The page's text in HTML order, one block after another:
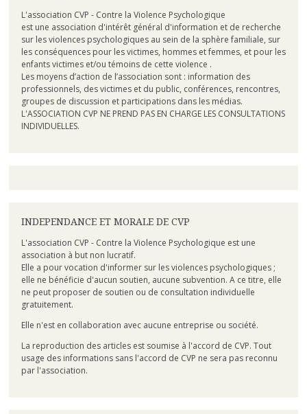
L'association CVP - Contre la Violence Psychologique
est une association d'intérêt général d'information et de recherche
sur les violences psychologiques au sein de la sphère familiale, sur
les conséquences pour les victimes, hommes et femmes, et pour les
enfants victimes et/ou témoins de cette violence .
Les moyens d’action de l’association sont : information des
professionnels, des victimes et du public, conférences, rencontres,
groupes de discussion et participations dans les médias.
L'ASSOCIATION CVP NE PREND PAS EN CHARGE LES CONSULTATIONS
INDIVIDUELLES.
INDEPENDANCE ET MORALE DE CVP
L'association CVP - Contre la Violence Psychologique est une
association à but non lucratif.
Elle a pour vocation d'informer sur les violences psychologiques ;
elle ne bénéficie d'aucun soutien, aucune subvention. A ce titre, elle
ne peut proposer de soutien ou de consultation individuelle
gratuitement.
Elle n'est en collaboration avec aucune entreprise ou société.
La reproduction des articles est soumise à l'accord de CVP. Tout
usage des informations sans l'accord de CVP ne sera pas reconnu
par l'association.